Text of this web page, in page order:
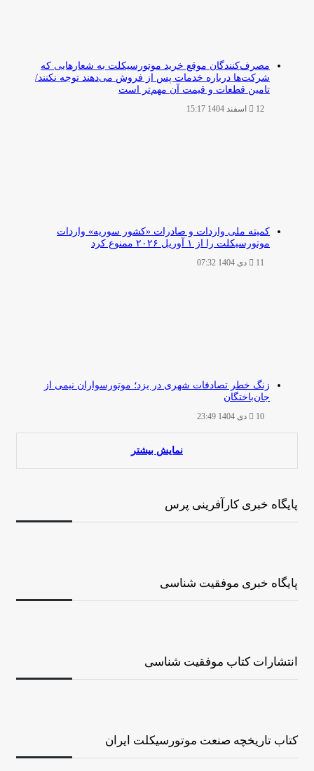
مصرف‌کنندگان موقع خرید موتورسیکلت به شعارهایی که
شرکت‌ها درباره خدمات پس از فروش می‌دهند توجه نکنند/
تامین قطعات و قیمت آن مهم‌تر است
12 اسفند 1404 15:17
کمیته ملی واردات و صادرات «کشور سوریه» واردات
موتورسیکلت را از ۱ آوریل ۲۰۲۶ ممنوع کرد
11 دی 1404 07:32
زنگ خطر تصادفات شهری در یزد؛ موتورسواران نیمی از
جان‌باختگان
10 دی 1404 23:49
نمایش بیشتر
پایگاه خبری کارآفرینی پرس
پایگاه خبری موفقیت شناسی
انتشارات کتاب موفقیت شناسی
کتاب تاریخچه صنعت موتورسیکلت ایران